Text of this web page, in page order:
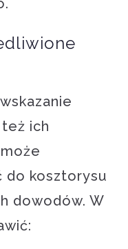
ich
do kosztorysu
dowodów. W